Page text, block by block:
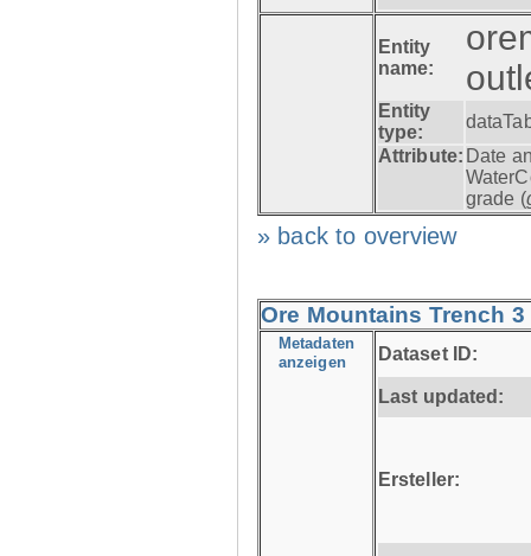
Entity
name:
Entity
type:
Attribute: Date
grade (
» back to overview
Ore Mountains Trench
Metadaten
anzeigen Dataset ID:
Last updated:
Ersteller: